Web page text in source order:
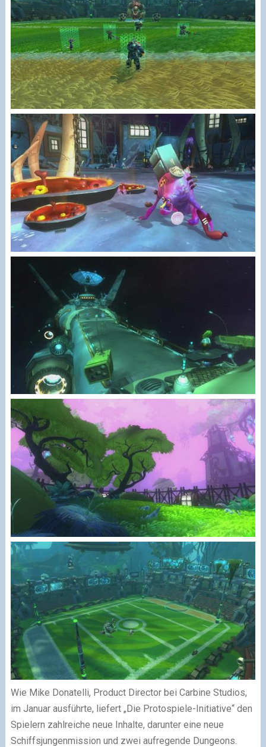
Wie Mike Donatelli, Product Director bei Carbine Studios,
im Januar ausführte, liefert „Die Protospiele-Initiative“ den
Spielern zahlreiche neue Inhalte, darunter eine neue
Schiffsjungenmission und zwei aufregende Dungeons.